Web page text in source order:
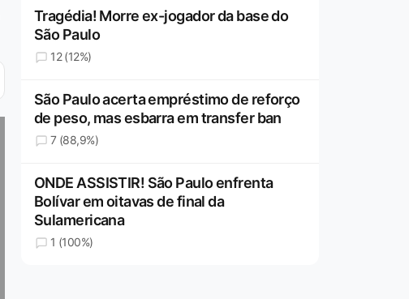
Tragédia! Morre ex-jogador da base do
São Paulo
12 (12%)
São Paulo acerta empréstimo de reforço
de peso, mas esbarra em transfer ban
7 (88,9%)
ONDE ASSISTIR! São Paulo enfrenta
Bolívar em oitavas de final da
Sulamericana
1 (100%)